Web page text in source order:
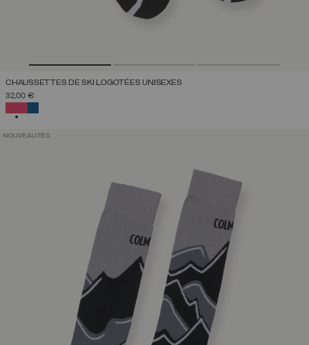
CHAUSSETTES DE SKI LOGOTÉES UNISEXES
32,00 €
NOUVEAUTÉS